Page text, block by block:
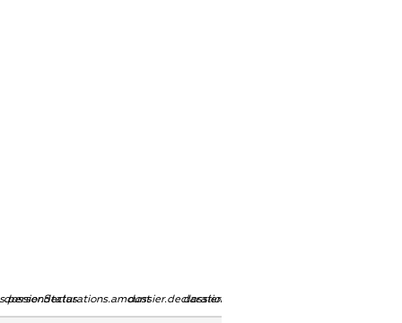
dossier.declarations.amountdossier.declarations.currency
dossier.declarations.source